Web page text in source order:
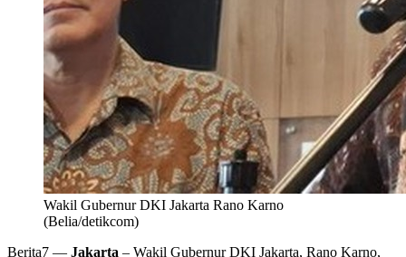
Wakil Gubernur DKI Jakarta Rano Karno
(Belia/detikcom)
Berita7 — Jakarta – Wakil Gubernur DKI Jakarta, Rano Karno,